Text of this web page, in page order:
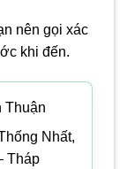
nên gọi xác
khi đến.
Thuận
Nhất,
Tháp